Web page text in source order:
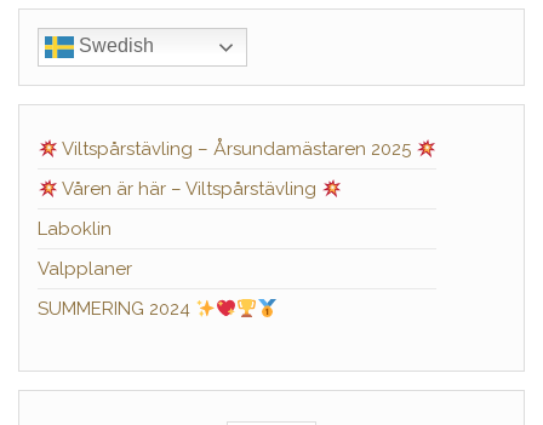
Swedish
Viltspårstävling – Årsundamästaren 2025
Våren är här – Viltspårstävling
Laboklin
Valpplaner
SUMMERING 2024